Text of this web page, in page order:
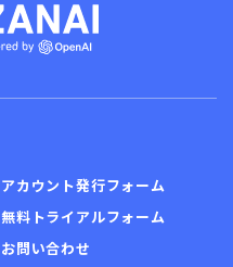
アカウント発行フォーム
無料トライアルフォーム
お問い合わせ